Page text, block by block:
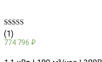
Rated
5.00
out of 5
(1)
774 796 ₽